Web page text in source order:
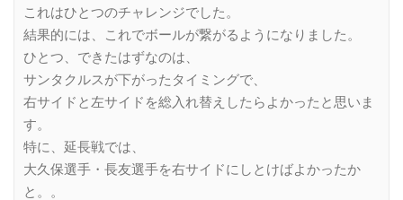
これはひとつのチャレンジでした。
結果的には、これでボールが繋がるようになりました。
ひとつ、できたはずなのは、
サンタクルスが下がったタイミングで、
右サイドと左サイドを総入れ替えしたらよかったと思いま
す。
特に、延長戦では、
大久保選手・長友選手を右サイドにしとけばよかったか
と。。